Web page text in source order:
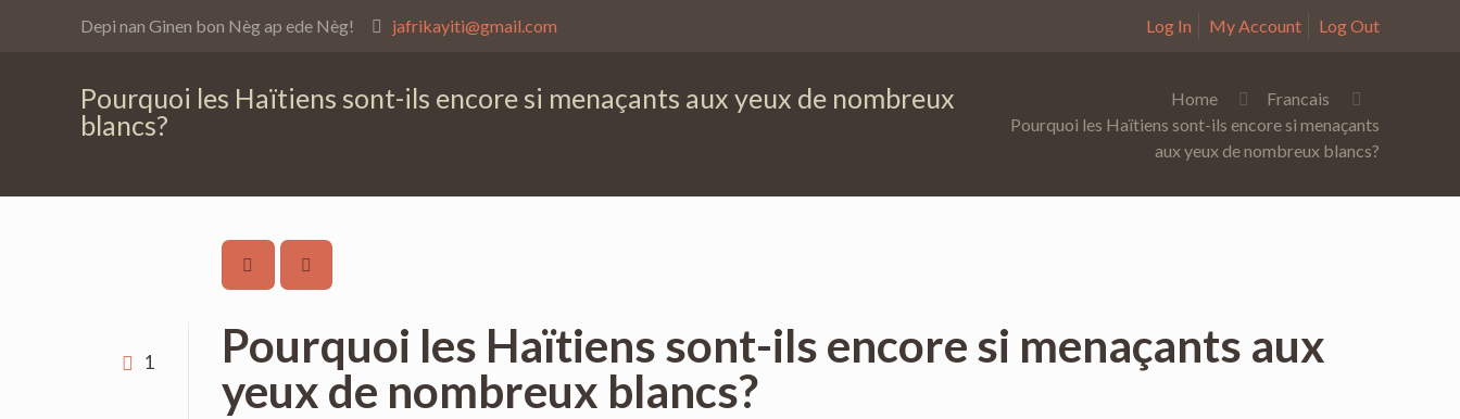
Depi nan Ginen bon Nèg ap ede Nèg! jafrikayiti@gmail.com Log In My Account Log Out
Pourquoi les Haïtiens sont-ils encore si menaçants aux yeux de nombreux
blancs?
Home
Francais
Pourquoi les Haïtiens sont-ils encore si menaçants
aux yeux de nombreux blancs?
1
Pourquoi les Haïtiens sont-ils encore si menaçants aux
yeux de nombreux blancs?